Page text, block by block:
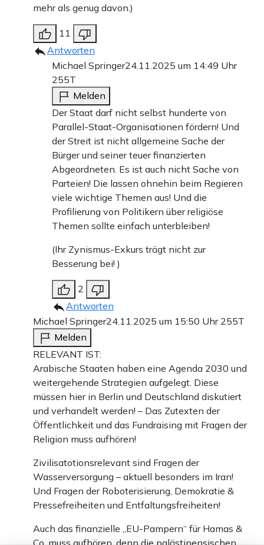
mehr als genug davon.)
11
Antworten
Michael Springer24.11.2025 um 14:49 Uhr
255T
Melden
Der Staat darf nicht selbst hunderte von
Parallel-Staat-Organisationen fördern! Und
der Streit ist nicht allgemeine Sache der
Bürger und seiner teuer finanzierten
Abgeordneten. Es ist auch nicht Sache von
Parteien! Die lassen ohnehin beim Regieren
viele wichtige Themen aus! Und die
Profilierung von Politikern über religiöse
Themen sollte einfach unterbleiben!
(Ihr Zynismus-Exkurs trägt nicht zur
Besserung bei! )
2
Antworten
Michael Springer24.11.2025 um 15:50 Uhr 255T
Melden
RELEVANT IST:
Arabische Staaten haben eine Agenda 2030 und
weitergehende Strategien aufgelegt. Diese
müssen hier in Berlin und Deutschland diskutiert
und verhandelt werden! – Das Zutexten der
Öffentlichkeit und das Fundraising mit Fragen der
Religion muss aufhören!
Zivilisatotionsrelevant sind Fragen der
Wasserversorgung – aktuell besonders im Iran!
Und Fragen der Roboterisierung, Demokratie &
Pressefreiheiten und Entfaltungsfreiheiten!
Auch das finanzielle „EU-Pampern“ für Hamas &
Co. muss aufhören, denn die palästinensischen